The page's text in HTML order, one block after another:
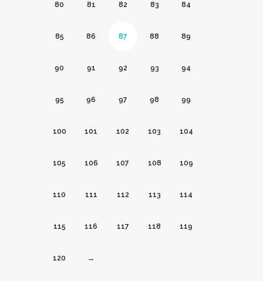
80 81 82 83 84
85 86 87 88 89
90 91 92 93 94
95 96 97 98 99
100 101 102 103 104
105 106 107 108 109
110 111 112 113 114
115 116 117 118 119
120 →